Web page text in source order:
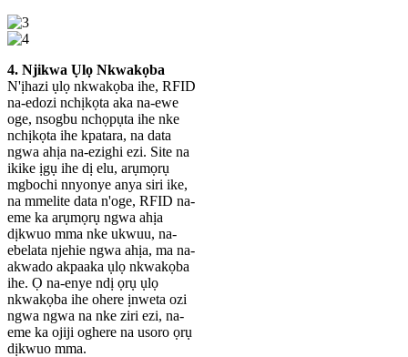
4. Njikwa Ụlọ Nkwakọba
N'ịhazi ụlọ nkwakọba ihe, RFID
na-edozi nchịkọta aka na-ewe
oge, nsogbu nchọpụta ihe nke
nchịkọta ihe kpatara, na data
ngwa ahịa na-ezighi ezi. Site na
ikike ịgụ ihe dị elu, arụmọrụ
mgbochi nnyonye anya siri ike,
na mmelite data n'oge, RFID na-
eme ka arụmọrụ ngwa ahịa
dịkwuo mma nke ukwuu, na-
ebelata njehie ngwa ahịa, ma na-
akwado akpaaka ụlọ nkwakọba
ihe. Ọ na-enye ndị ọrụ ụlọ
nkwakọba ihe ohere ịnweta ozi
ngwa ngwa na nke ziri ezi, na-
eme ka ojiji oghere na usoro ọrụ
dịkwuo mma.